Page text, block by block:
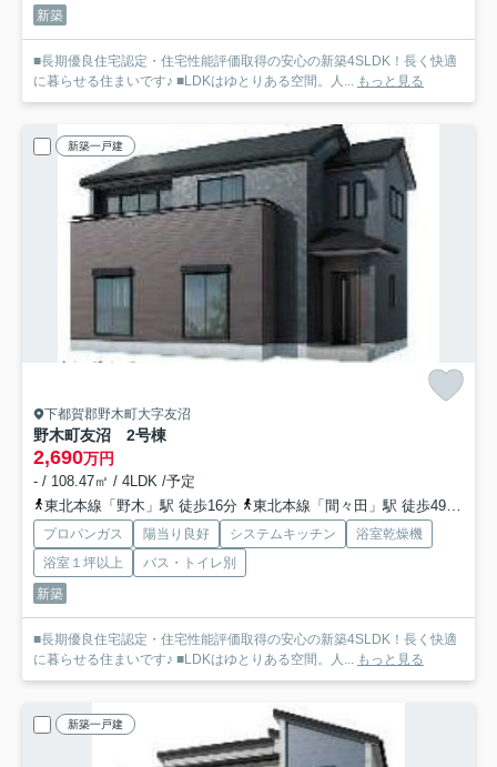
新築
■長期優良住宅認定・住宅性能評価取得の安心の新築4SLDK！長く快適
に暮らせる住まいです♪ ■LDKはゆとりある空間。人... もっと見る
新築一戸建
下都賀郡野木町大字友沼
野木町友沼 2号棟
2,690万円
- / 108.47㎡ / 4LDK /予定
東北本線「野木」駅 徒歩16分
東北本線「間々田」駅 徒歩49分
プロパンガス 陽当り良好 システムキッチン
浴室乾燥機
浴室１坪以上
バス・トイレ別
新築
■長期優良住宅認定・住宅性能評価取得の安心の新築4SLDK！長く快適
に暮らせる住まいです♪ ■LDKはゆとりある空間。人... もっと見る
新築一戸建